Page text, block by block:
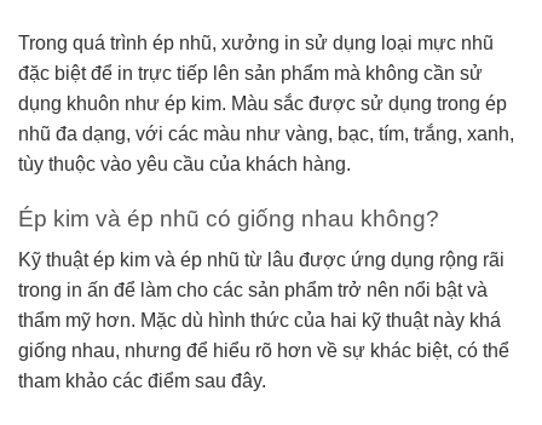
Trong quá trình ép nhũ, xưởng in sử dụng loại mực nhũ
đặc biệt để in trực tiếp lên sản phẩm mà không cần sử
dụng khuôn như ép kim. Màu sắc được sử dụng trong ép
nhũ đa dạng, với các màu như vàng, bạc, tím, trắng, xanh,
tùy thuộc vào yêu cầu của khách hàng.
Ép kim và ép nhũ có giống nhau không?
Kỹ thuật ép kim và ép nhũ từ lâu được ứng dụng rộng rãi
trong in ấn để làm cho các sản phẩm trở nên nổi bật và
thẩm mỹ hơn. Mặc dù hình thức của hai kỹ thuật này khá
giống nhau, nhưng để hiểu rõ hơn về sự khác biệt, có thể
tham khảo các điểm sau đây.